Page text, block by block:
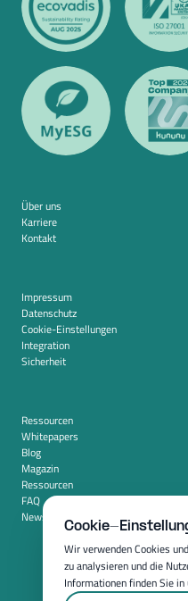
Über uns
Karriere
Kontakt
Impressum
Datenschutz
Cookie-Einstellungen
Integration
Sicherheit
Ressourcen
Whitepapers
Blog
Magazin
Ressourcen
FAQ
Newsroom
Cookie-
Wir verwenden Cookies
zu analysieren und die
Informationen finden Sie in